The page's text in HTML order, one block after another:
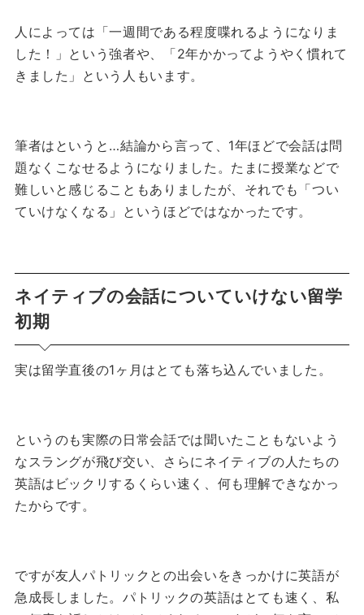
人によっては「一週間である程度喋れるようになりま
した！」という強者や、「2年かかってようやく慣れて
きました」という人もいます。
筆者はというと…結論から言って、1年ほどで会話は問
題なくこなせるようになりました。 たまに授業などで
難しいと感じることもありましたが、それでも「つい
ていけなくなる」というほどではなかったです。
ネイティブの会話についていけない留学
初期
実は留学直後の1ヶ月はとても落ち込んでいました。
というのも実際の日常会話では聞いたこともないよう
なスラングが飛び交い、さらにネイティブの人たちの
英語はビックリするくらい速く、何も理解できなかっ
たからです。
ですが友人パトリックとの出会いをきっかけに英語が
急成長しました。パトリックの英語はとても速く、私